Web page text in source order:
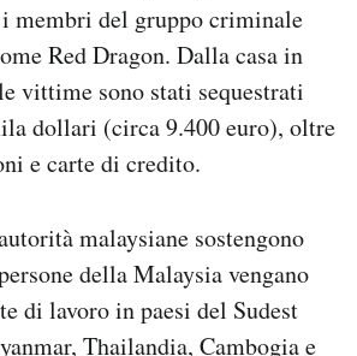
membri del gruppo criminale
Red Dragon. Dalla casa in
vittime sono stati sequestrati
dollari (circa 9.400 euro), oltre
e carte di credito.
malaysiane sostengono
della Malaysia vengano
di lavoro in paesi del Sudest
Thailandia, Cambogia e